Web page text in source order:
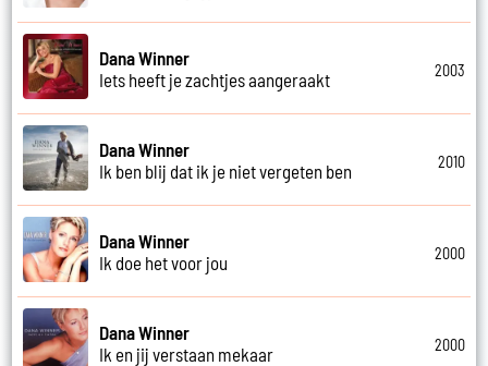
Dana Winner
Iets heeft je zachtjes aangeraakt
2003
Dana Winner
Ik ben blij dat ik je niet vergeten ben
2010
Dana Winner
Ik doe het voor jou
2000
Dana Winner
Ik en jij verstaan mekaar
2000